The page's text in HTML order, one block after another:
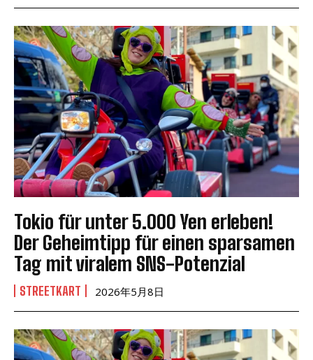
Tokio für unter 5.000 Yen erleben!
Der Geheimtipp für einen sparsamen
Tag mit viralem SNS-Potenzial
STREETKART 2026年5月8日